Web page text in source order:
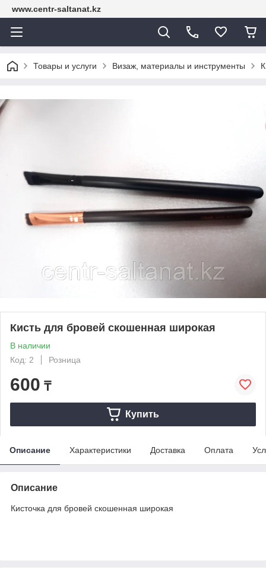
www.centr-saltanat.kz
Товары и услуги Визаж, материалы и инструменты
Кисть для бровей скошенная широкая
В наличии
Код: 2
Розница
600 ₸
Купить
Описание Характеристики Доставка Оплата
Описание
Кисточка для бровей скошенная широкая